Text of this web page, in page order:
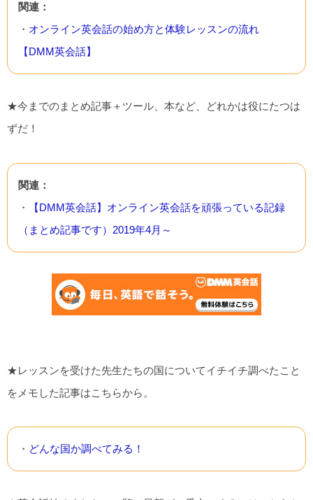
関連：
・ オンライン英会話の始め方と体験レッスンの流れ
【DMM英会話】
★今までのまとめ記事＋ツール、本など、どれかは役にたつは
ずだ！
関連：
・
【DMM英会話】オンライン英会話を頑張っている記録
（まとめ記事です）2019年4月～
★レッスンを受けた先生たちの国についてイチイチ調べたこと
をメモした記事はこちらから。
・ どんな国か調べてみる！